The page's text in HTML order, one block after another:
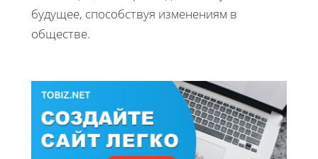
будущее, способствуя изменениям в
обществе.